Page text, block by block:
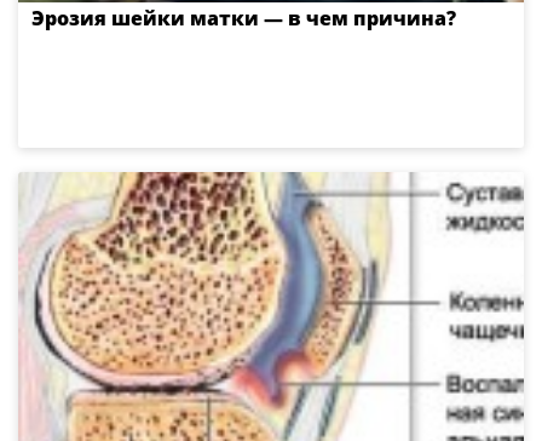
Эрозия шейки матки — в чем причина?